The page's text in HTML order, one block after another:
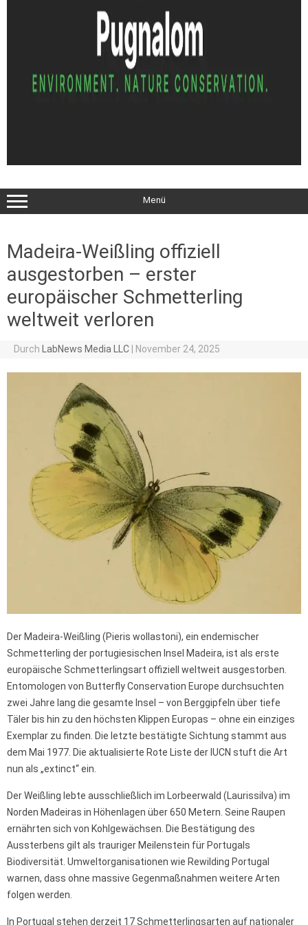
Menü
Madeira-Weißling offiziell
ausgestorben – erster
europäischer Schmetterling
weltweit verloren
Durch LabNews Media LLC November 24, 2025
Der Madeira-Weißling (Pieris wollastoni), ein endemischer
Schmetterling der portugiesischen Insel Madeira, ist als erste
europäische Schmetterlingsart offiziell weltweit ausgestorben.
Entomologen von Butterfly Conservation Europe durchsuchten
zwei Jahre lang die gesamte Insel – von Berggipfeln über tiefe
Täler bis hin zu den höchsten Klippen Europas – ohne ein einziges
Exemplar zu finden. Die letzte bestätigte Sichtung stammt aus
dem Mai 1977. Die aktualisierte Rote Liste der IUCN stuft die Art
nun als „extinct“ ein.
Der Weißling lebte ausschließlich im Lorbeerwald (Laurissilva) im
Norden Madeiras in Höhenlagen über 650 Metern. Seine Raupen
ernährten sich von Kohlgewächsen. Die Bestätigung des
Aussterbens gilt als trauriger Meilenstein für Portugals
Biodiversität. Umweltorganisationen wie Rewilding Portugal
warnen, dass ohne massive Gegenmaßnahmen weitere Arten
folgen werden.
In Portugal stehen derzeit 17 Schmetterlingsarten auf nationaler